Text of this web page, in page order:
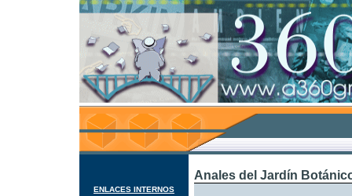
ENLACES INTERNOS
Anales del Jardín